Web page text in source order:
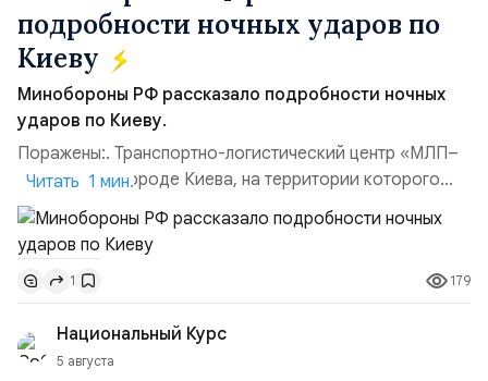
подробности ночных ударов по
Киеву
Минобороны РФ рассказало подробности ночных
ударов по Киеву.
Поражены:. Транспортно-логистический центр «МЛП–
Чайка» в пригороде Киева, на территории которого
осуществлялось хранение, сборка а также запуск с
прилегающего полевого аэродром «Чайка»
дальнобойных БПЛА ВСУ; Складские помещения
«Транс-Логистик» в Оболонском районе г. Киев,
использовавшиеся для хранения военного
имущества ВСУ; Сортировочны...
Читать 1 мин.
1 179
Национальный Курс
5 августа